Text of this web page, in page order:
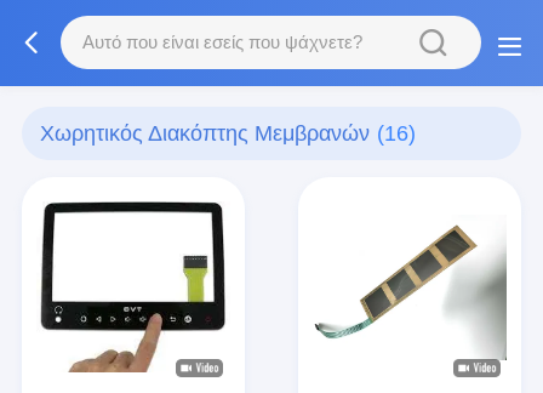
Χωρητικός Διακόπτης Μεμβρανών (16)